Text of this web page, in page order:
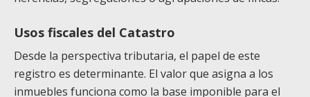
Usos fiscales del Catastro
Desde la perspectiva tributaria, el papel de este
registro es determinante. El valor que asigna a los
inmuebles funciona como la base imponible para el